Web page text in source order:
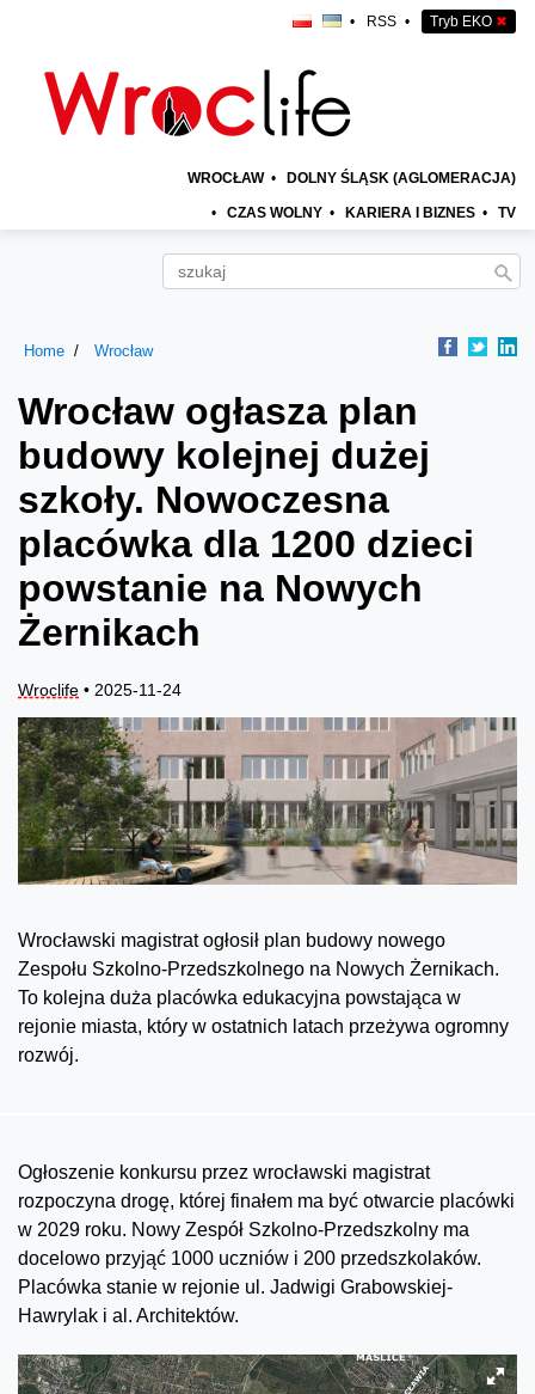
• RSS • Tryb EKO ✖
WROCŁAW • DOLNY ŚLĄSK (AGLOMERACJA)
• CZAS WOLNY • KARIERA I BIZNES • TV
Home Wrocław
Wrocław ogłasza plan
budowy kolejnej dużej
szkoły. Nowoczesna
placówka dla 1200 dzieci
powstanie na Nowych
Żernikach
Wroclife • 2025-11-24
Wrocławski magistrat ogłosił plan budowy nowego
Zespołu Szkolno-Przedszkolnego na Nowych Żernikach.
To kolejna duża placówka edukacyjna powstająca w
rejonie miasta, który w ostatnich latach przeżywa ogromny
rozwój.
Ogłoszenie konkursu przez wrocławski magistrat
rozpoczyna drogę, której finałem ma być otwarcie placówki
w 2029 roku. Nowy Zespół Szkolno-Przedszkolny ma
docelowo przyjąć 1000 uczniów i 200 przedszkolaków.
Placówka stanie w rejonie ul. Jadwigi Grabowskiej-
Hawrylak i al. Architektów.